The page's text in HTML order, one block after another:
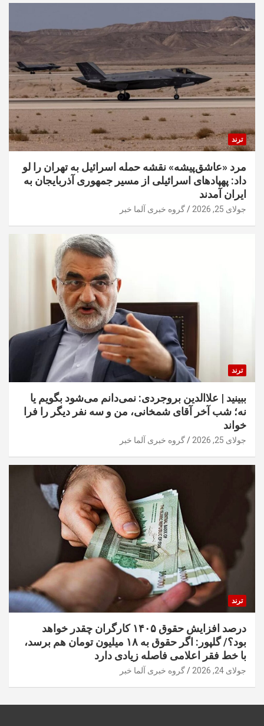
ترند
مرد «عاشق‌پیشه» نقشه حمله اسرائیل به تهران را لو
داد: پهپادهای اسرائیلی از مسیر جمهوری آذربایجان به
ایران آمدند
جولای 25, 2026 گروه خبری آلما خبر
ترند
ببینید | علاالدین بروجردی: نمی‌دانم می‌شود بگویم یا
نه؛ شب آخر آقای شمخانی، من و سه نفر دیگر را فرا
خواند
جولای 25, 2026 گروه خبری آلما خبر
ترند
درصد افزایش حقوق ۱۴۰۵ کارگران چقدر خواهد
بود؟/ گلپور: اگر حقوق به ۱۸ میلیون تومان هم برسد،
با خط فقر اعلامی فاصله زیادی دارد
جولای 24, 2026 گروه خبری آلما خبر